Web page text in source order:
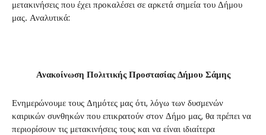
μετακινήσεις που έχει προκαλέσει σε αρκετά σημεία του Δήμου
μας. Αναλυτικά:
Ανακοίνωση Πολιτικής Προστασίας Δήμου Σάμης
Ενημερώνουμε τους Δημότες μας ότι, λόγω των δυσμενών
καιρικών συνθηκών που επικρατούν στον Δήμο μας, θα πρέπει να
περιορίσουν τις μετακινήσεις τους και να είναι ιδιαίτερα